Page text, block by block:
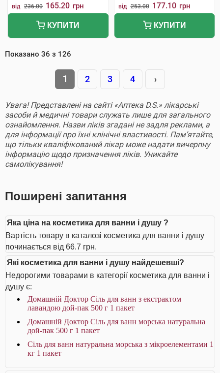
від 236.00 165.20 грн
КУПИТИ
від 253.00 177.10 грн
КУПИТИ
Показано 36 з 126
1 2 3 4 ›
Увага! Представлені на сайті «Аптека D.S.» лікарські
засоби й медичні товари служать лише для загального
ознайомлення. Назви ліків згадані не задля реклами, а
для інформації про їхні клінічні властивості. Пам’ятайте,
що тільки кваліфікований лікар може надати вичерпну
інформацію щодо призначення ліків. Уникайте
самолікування!
Поширені запитання
Яка ціна на косметика для ванни і душу ?
Вартість товару в каталозі косметика для ванни і душу
починається від 66.7 грн.
Які косметика для ванни і душу найдешевші?
Недорогими товарами в категорії косметика для ванни і
душу є:
Домашній Доктор Сіль для ванн з екстрактом
лавандою дой-пак 500 г 1 пакет
Домашній Доктор Сіль для ванн морська натуральна
дой-пак 500 г 1 пакет
Сіль для ванн натуральна морська з мікроелементами 1
кг 1 пакет